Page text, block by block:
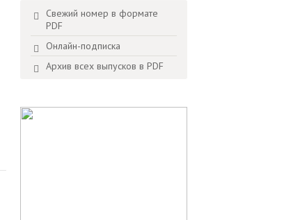
Свежий номер в формате
PDF
Онлайн-подписка
Архив всех выпусков в PDF